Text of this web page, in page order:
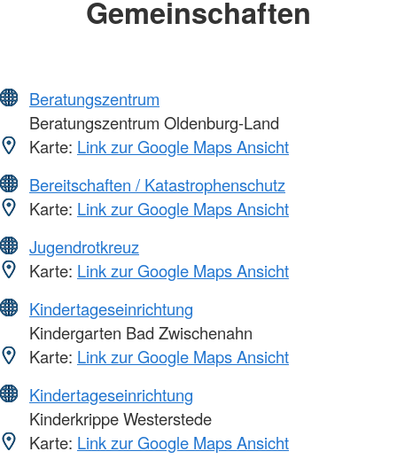
Gemeinschaften
Beratungszentrum
Beratungszentrum Oldenburg-Land
Karte: Link zur Google Maps Ansicht
Bereitschaften / Katastrophenschutz
Karte: Link zur Google Maps Ansicht
Jugendrotkreuz
Karte: Link zur Google Maps Ansicht
Kindertageseinrichtung
Kindergarten Bad Zwischenahn
Karte: Link zur Google Maps Ansicht
Kindertageseinrichtung
Kinderkrippe Westerstede
Karte: Link zur Google Maps Ansicht